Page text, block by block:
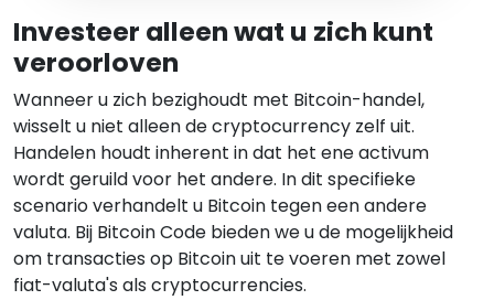
Investeer alleen wat u zich kunt
veroorloven
Wanneer u zich bezighoudt met Bitcoin-handel,
wisselt u niet alleen de cryptocurrency zelf uit.
Handelen houdt inherent in dat het ene activum
wordt geruild voor het andere. In dit specifieke
scenario verhandelt u Bitcoin tegen een andere
valuta. Bij Bitcoin Code bieden we u de mogelijkheid
om transacties op Bitcoin uit te voeren met zowel
fiat-valuta's als cryptocurrencies.